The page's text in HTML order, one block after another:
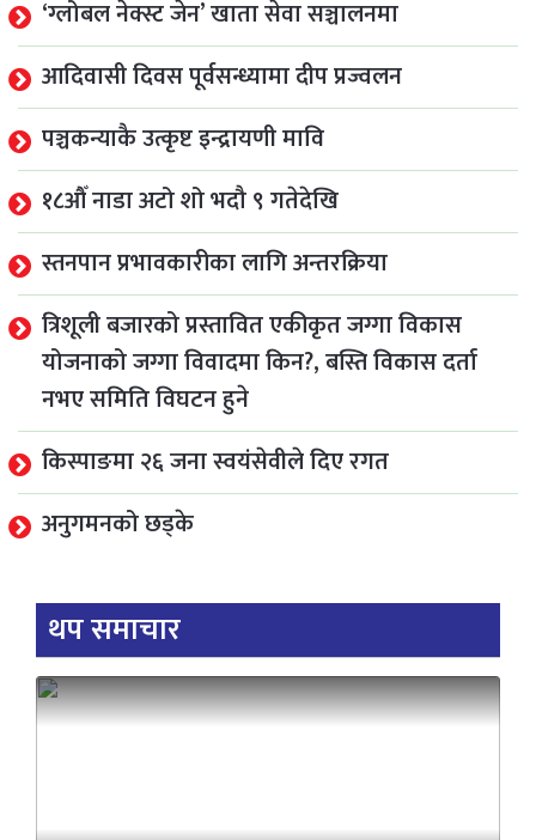
‘ग्लोबल नेक्स्ट जेन’ खाता सेवा सञ्चालनमा
आदिवासी दिवस पूर्वसन्ध्यामा दीप प्रज्वलन
पञ्चकन्याकै उत्कृष्ट इन्द्रायणी मावि
१८औँ नाडा अटो शो भदौ ९ गतेदेखि
स्तनपान प्रभावकारीका लागि अन्तरक्रिया
त्रिशूली बजारको प्रस्तावित एकीकृत जग्गा विकास
योजनाको जग्गा विवादमा किन?, बस्ति विकास दर्ता
नभए समिति विघटन हुने
किस्पाङमा २६ जना स्वयंसेवीले दिए रगत
अनुगमनको छड्के
थप समाचार